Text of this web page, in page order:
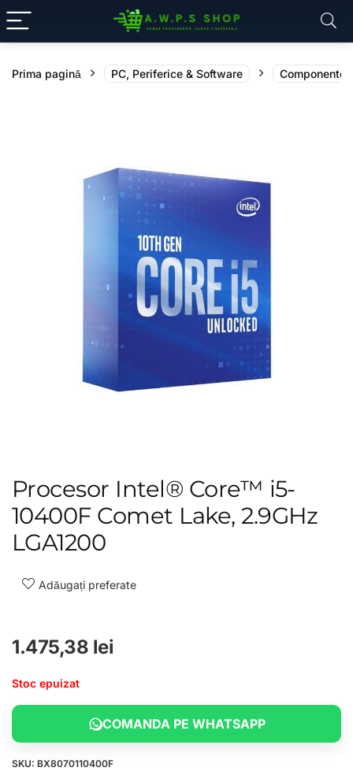
Prima pagină PC, Periferice & Software Componente
Procesor Intel® Core™ i5-
10400F Comet Lake, 2.9GHz
LGA1200
Adăugați preferate
1.475,38 lei
Stoc epuizat
COMANDA PE WHATSAPP
SKU: BX8070110400F